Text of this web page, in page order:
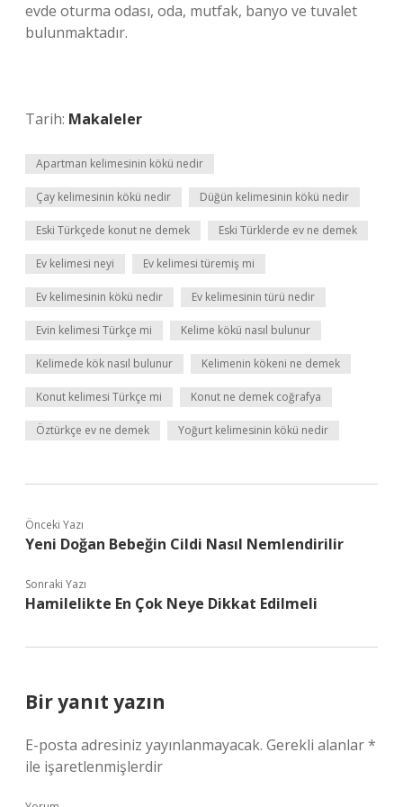
evde oturma odası, oda, mutfak, banyo ve tuvalet
bulunmaktadır.
Tarih: Makaleler
Apartman kelimesinin kökü nedir
Çay kelimesinin kökü nedir Düğün kelimesinin kökü nedir
Eski Türkçede konut ne demek Eski Türklerde ev ne demek
Ev kelimesi neyi Ev kelimesi türemiş mi
Ev kelimesinin kökü nedir Ev kelimesinin türü nedir
Evin kelimesi Türkçe mi Kelime kökü nasıl bulunur
Kelimede kök nasıl bulunur Kelimenin kökeni ne demek
Konut kelimesi Türkçe mi Konut ne demek coğrafya
Öztürkçe ev ne demek Yoğurt kelimesinin kökü nedir
Önceki Yazı
Yeni Doğan Bebeğin Cildi Nasıl Nemlendirilir
Sonraki Yazı
Hamilelikte En Çok Neye Dikkat Edilmeli
Bir yanıt yazın
E-posta adresiniz yayınlanmayacak. Gerekli alanlar*
ile işaretlenmişlerdir